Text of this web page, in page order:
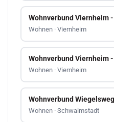
Wohnverbund Viernheim
Wohnen · Viernheim
Wohnverbund Viernheim
Wohnen · Viernheim
Wohnverbund Wiegelsweg
Wohnen · Schwalmstadt